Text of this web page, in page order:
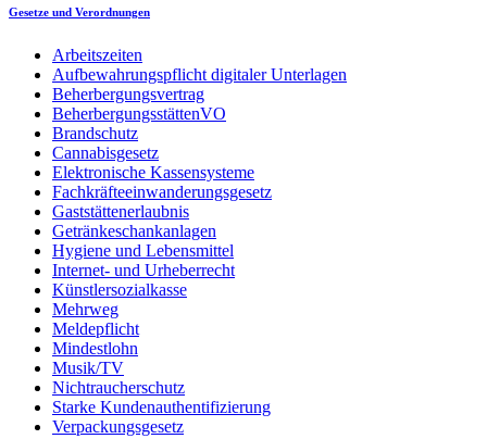
Gesetze und Verordnungen
Arbeitszeiten
Aufbewahrungspflicht digitaler Unterlagen
Beherbergungsvertrag
BeherbergungsstättenVO
Brandschutz
Cannabisgesetz
Elektronische Kassensysteme
Fachkräfteeinwanderungsgesetz
Gaststättenerlaubnis
Getränkeschankanlagen
Hygiene und Lebensmittel
Internet- und Urheberrecht
Künstlersozialkasse
Mehrweg
Meldepflicht
Mindestlohn
Musik/TV
Nichtraucherschutz
Starke Kundenauthentifizierung
Verpackungsgesetz